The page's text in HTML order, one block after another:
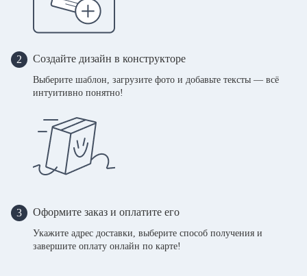
2 Создайте дизайн в конструкторе
Выберите шаблон, загрузите фото и добавьте тексты — всё
интуитивно понятно!
3 Оформите заказ и оплатите его
Укажите адрес доставки, выберите способ получения и
завершите оплату онлайн по карте!